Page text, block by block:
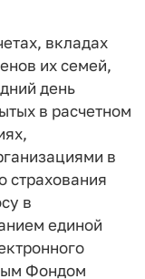
вкладах
их семей,
день
в расчетном
в
страхования
в
единой
Фондом